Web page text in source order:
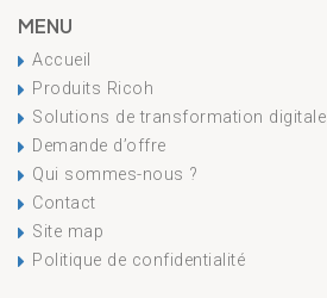
MENU
Accueil
Produits Ricoh
Solutions de transformation digitale
Demande d’offre
Qui sommes-nous ?
Contact
Site map
Politique de confidentialité